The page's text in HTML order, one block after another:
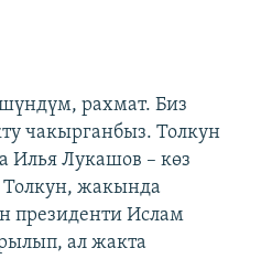
рахмат. Биз
чакырганбыз. Толкун
Илья Лукашов – көз
жакында
президенти Ислам
ал жакта